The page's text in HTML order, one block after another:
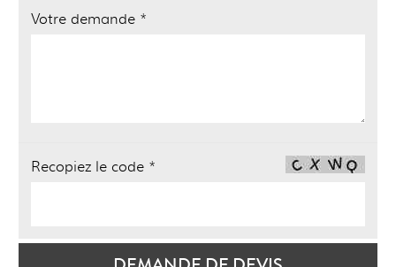
Votre demande *
Recopiez le code *